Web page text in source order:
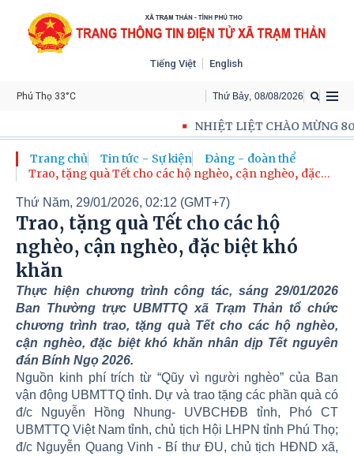
Tiếng Việt English
Thứ Bảy 08/08/2026
Phú Thọ 33°C
NHIỆT LIỆT CHÀO MỪNG 80 NĂM CÁCH
Trang chủ Tin tức - Sự kiện
Đảng - đoàn thể
Trao, tặng quà Tết cho các hộ nghèo, cận nghèo, đặc
Thứ Năm, 29/01/2026, 02:12 (GMT+7)
Trao, tặng quà Tết cho các hộ
nghèo, cận nghèo, đặc biệt khó
khăn
Thực hiện chương trình công tác, sáng 29/01/2026
Ban Thường trực UBMTTQ xã Trạm Thản tổ chức
chương trình trao, tặng quà Tết cho các hộ nghèo,
cận nghèo, đặc biệt khó khăn nhân dịp Tết nguyên
đán Bính Ngọ 2026.
Nguồn kinh phí trích từ “Qũy vì người nghèo” của Ban
vận động UBMTTQ tỉnh. Dự và trao tặng các phần quà có
đ/c Nguyễn Hồng Nhung- UVBCHĐB tỉnh, Phó CT
UBMTTQ Việt Nam tỉnh, chủ tịch Hội LHPN tỉnh Phú Thọ;
đ/c Nguyễn Quang Vinh - Bí thư ĐU, chủ tịch HĐND xã,